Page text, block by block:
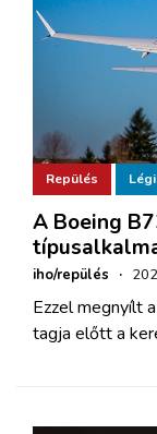
Repülés
A Boeing
iho/repülés ·
Ezzel megnyílt
tagja előtt a